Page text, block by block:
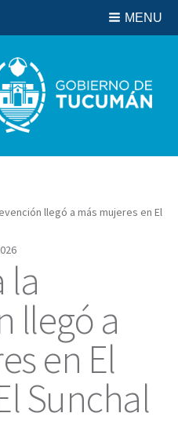
MENU
llegó a más mujeres en El
la
llegó a
en El
Sunchal